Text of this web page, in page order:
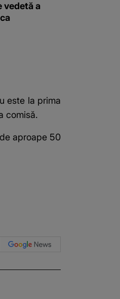
vedetă a
este la prima
comisă.
aproape 50